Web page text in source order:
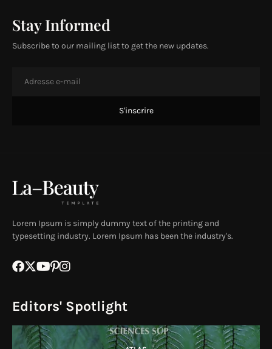
Stay Informed
Subscribe to our mailing list to get the new updates.
Lorem Ipsum is simply dummy text of the printing and
typesetting industry. Lorem Ipsum has been the industry's.
Editors' Spotlight